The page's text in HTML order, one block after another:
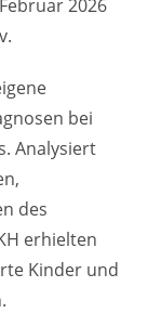
2026
bei
Analysiert
des
erhielten
Kinder und